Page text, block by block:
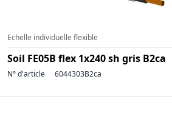
Echelle individuelle flexible
Soil FE05B flex 1x240 sh gris B2ca
N° d'article 6044303B2ca